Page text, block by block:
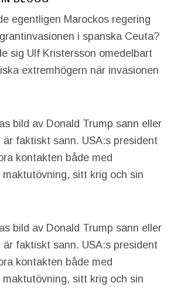
egentligen Marockos regering
i spanska Ceuta?
sig Ulf Kristersson omedelbart
extremhögern när invasionen
bild av Donald Trump sann eller
är faktiskt sann. USA:s president
kontakten både med
sitt krig och sin
bild av Donald Trump sann eller
är faktiskt sann. USA:s president
kontakten både med
sitt krig och sin